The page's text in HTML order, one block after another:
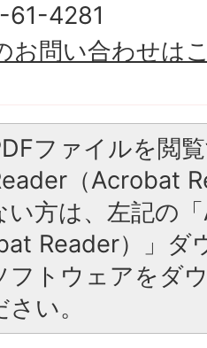
61-4281
お問い合わせは
ファイルを閲
（Acrobat
い方は、左記の
Reader）」ダ
フトウェアをダ
い。